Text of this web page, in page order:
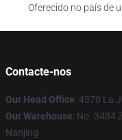
Oferecido no país de
Contacte-nos
Our Head Office: 4370 La
Our Warehouse: No. 3434
Nanjing